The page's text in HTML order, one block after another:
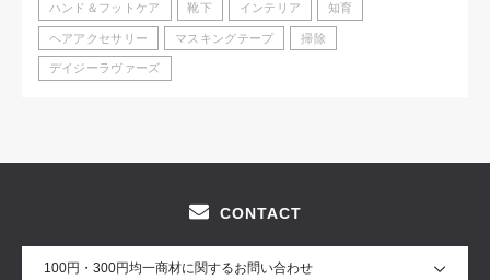
ハンド＆フットケア 靴下 インテリア 知育
ヘアアクセサリー マスキングテープ 掃除
デイジーラヴァーズ
CONTACT
100円・300円均一商材に関するお問い合わせ